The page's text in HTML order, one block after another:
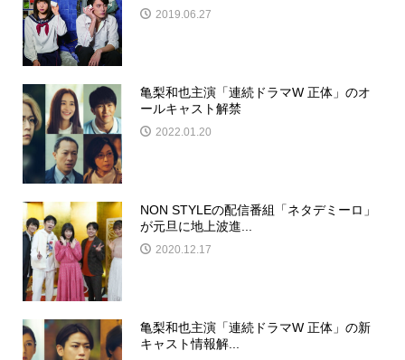
2019.06.27
亀梨和也主演「連続ドラマW 正体」のオ
ールキャスト解禁
2022.01.20
NON STYLEの配信番組「ネタデミーロ」
が元旦に地上波進...
2020.12.17
亀梨和也主演「連続ドラマW 正体」の新
キャスト情報解...